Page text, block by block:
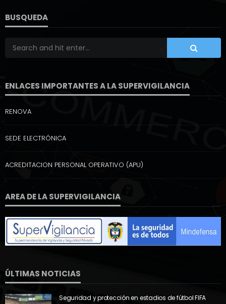
BUSQUEDA
ENLACES IMPORTANTES A LA SUPERVIGILANCIA
RENOVA
SEDE ELECTRÓNICA
ACREDITACION PERSONAL OPERATIVO (APU)
AREA DE LA SUPERVIGILANCIA
ÚLTIMAS NOTICIAS
Seguridad y protección en estadios de fútbol FIFA